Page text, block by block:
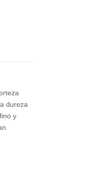
dureza
y